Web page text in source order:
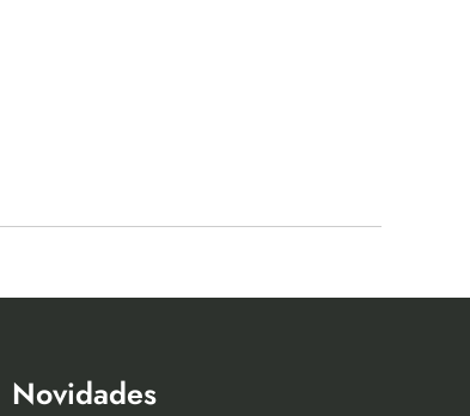
Novidades